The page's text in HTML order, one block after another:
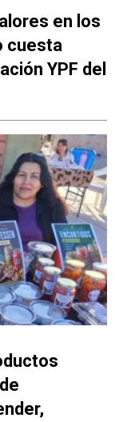
en los
cuesta
YPF del